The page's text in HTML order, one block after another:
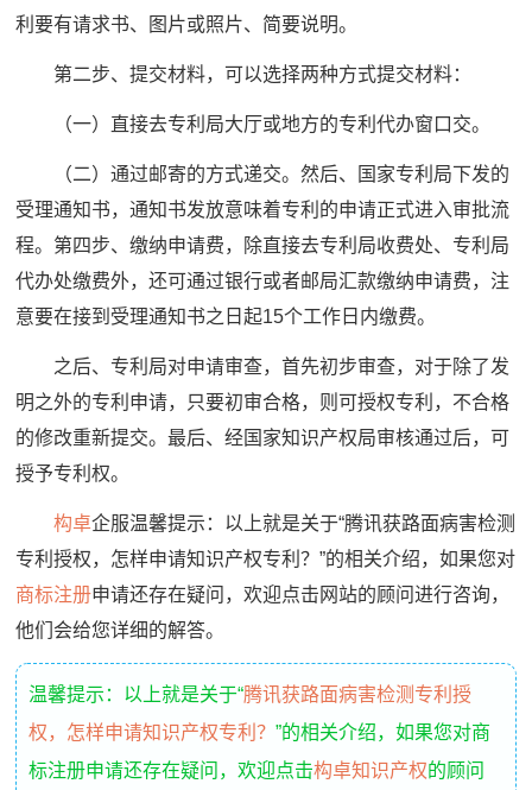
利要有请求书、图片或照片、简要说明。
第二步、提交材料，可以选择两种方式提交材料：
（一）直接去专利局大厅或地方的专利代办窗口交。
（二）通过邮寄的方式递交。然后、国家专利局下发的
受理通知书，通知书发放意味着专利的申请正式进入审批流
程。第四步、缴纳申请费，除直接去专利局收费处、专利局
代办处缴费外，还可通过银行或者邮局汇款缴纳申请费，注
意要在接到受理通知书之日起15个工作日内缴费。
之后、专利局对申请审查，首先初步审查，对于除了发
明之外的专利申请，只要初审合格，则可授权专利，不合格
的修改重新提交。最后、经国家知识产权局审核通过后，可
授予专利权。
构卓企服温馨提示：以上就是关于“腾讯获路面病害检测
专利授权，怎样申请知识产权专利？”的相关介绍，如果您对
商标注册申请还存在疑问，欢迎点击网站的顾问进行咨询，
他们会给您详细的解答。
温馨提示：以上就是关于“腾讯获路面病害检测专利授
权，怎样申请知识产权专利？”的相关介绍，如果您对商
标注册申请还存在疑问，欢迎点击构卓知识产权的顾问